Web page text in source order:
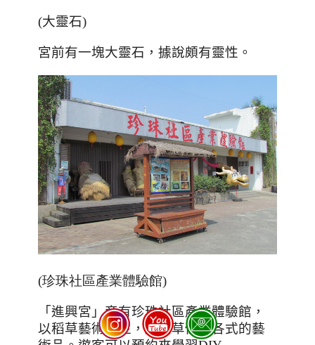
(大靈石)
宮前有一塊大靈石，據說頗有靈性。
(珍珠社區產業體驗館)
「進興宮」旁有珍珠社區產業體驗館，
以稻草藝術為主，將稻草做成各式的藝